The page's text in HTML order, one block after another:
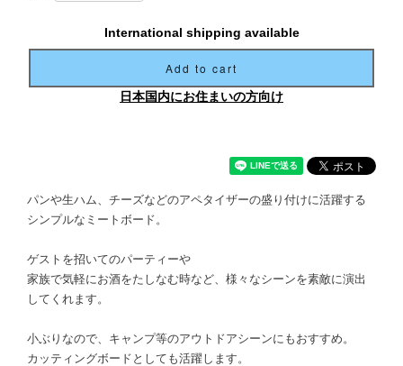
パンや生ハム、チーズなどのアペタイザーの盛り付けに活躍する
シンプルなミートボード。
ゲストを招いてのパーティーや
家族で気軽にお酒をたしなむ時など、様々なシーンを素敵に演出
してくれます。
小ぶりなので、キャンプ等のアウトドアシーンにもおすすめ。
カッティングボードとしても活躍します。
International shipping available
Add to cart
日本国内にお住まいの方向け